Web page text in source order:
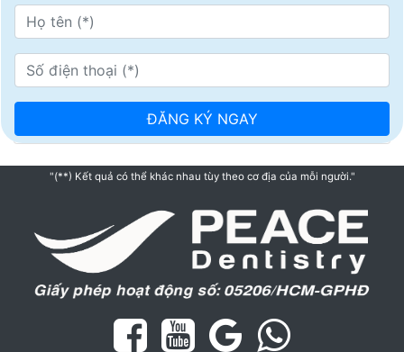
"(**) Kết quả có thể khác nhau tùy theo cơ địa của mỗi người."